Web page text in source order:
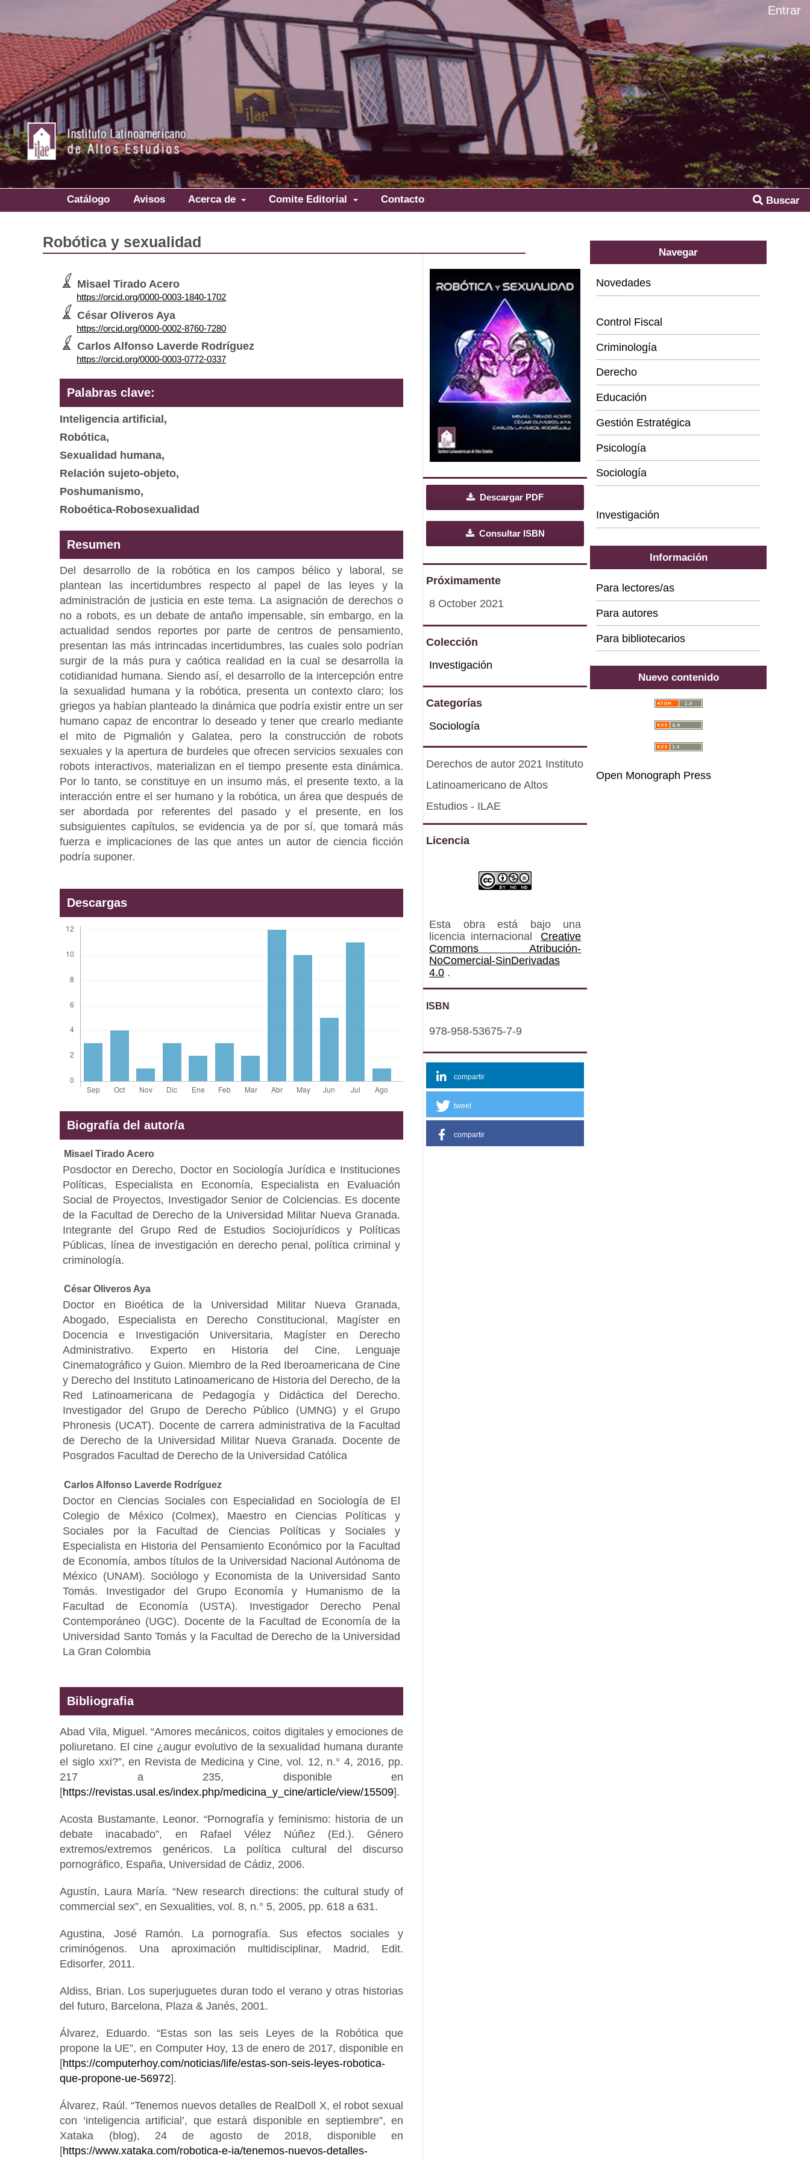
Catálogo Avisos Acerca de Comite Editorial Contacto Buscar
Entrar
Robótica y sexualidad
Misael Tirado Acero
https://orcid.org/0000-0003-1840-1702
César Oliveros Aya
https://orcid.org/0000-0002-8760-7280
Carlos Alfonso Laverde Rodríguez
https://orcid.org/0000-0003-0772-0337
Palabras clave:
Inteligencia artificial,
Robótica,
Sexualidad humana,
Relación sujeto-objeto,
Poshumanismo,
Roboética-Robosexualidad
Resumen
Del desarrollo de la robótica en los campos bélico y laboral, se
plantean las incertidumbres respecto al papel de las leyes y la
administración de justicia en este tema. La asignación de derechos o
no a robots, es un debate de antaño impensable, sin embargo, en la
actualidad sendos reportes por parte de centros de pensamiento,
presentan las más intrincadas incertidumbres, las cuales solo podrían
surgir de la más pura y caótica realidad en la cual se desarrolla la
cotidianidad humana. Siendo así, el desarrollo de la intercepción entre
la sexualidad humana y la robótica, presenta un contexto claro; los
griegos ya habían planteado la dinámica que podría existir entre un ser
humano capaz de encontrar lo deseado y tener que crearlo mediante
el mito de Pigmalión y Galatea, pero la construcción de robots
sexuales y la apertura de burdeles que ofrecen servicios sexuales con
robots interactivos, materializan en el tiempo presente esta dinámica.
Por lo tanto, se constituye en un insumo más, el presente texto, a la
interacción entre el ser humano y la robótica, un área que después de
ser abordada por referentes del pasado y el presente, en los
subsiguientes capítulos, se evidencia ya de por sí, que tomará más
fuerza e implicaciones de las que antes un autor de ciencia ficción
podría suponer.
Descargas
Biografía del autor/a
Misael Tirado Acero
Posdoctor en Derecho, Doctor en Sociología Jurídica e Instituciones
Políticas, Especialista en Economía, Especialista en Evaluación
Social de Proyectos, Investigador Senior de Colciencias. Es docente
de la Facultad de Derecho de la Universidad Militar Nueva Granada.
Integrante del Grupo Red de Estudios Sociojurídicos y Políticas
Públicas, línea de investigación en derecho penal, política criminal y
criminología.
César Oliveros Aya
Doctor en Bioética de la Universidad Militar Nueva Granada,
Abogado, Especialista en Derecho Constitucional, Magíster en
Docencia e Investigación Universitaria, Magíster en Derecho
Administrativo. Experto en Historia del Cine, Lenguaje
Cinematográfico y Guion. Miembro de la Red Iberoamericana de Cine
y Derecho del Instituto Latinoamericano de Historia del Derecho, de la
Red Latinoamericana de Pedagogía y Didáctica del Derecho.
Investigador del Grupo de Derecho Público (UMNG) y el Grupo
Phronesis (UCAT). Docente de carrera administrativa de la Facultad
de Derecho de la Universidad Militar Nueva Granada. Docente de
Posgrados Facultad de Derecho de la Universidad Católica
Carlos Alfonso Laverde Rodríguez
Doctor en Ciencias Sociales con Especialidad en Sociología de El
Colegio de México (Colmex), Maestro en Ciencias Políticas y
Sociales por la Facultad de Ciencias Políticas y Sociales y
Especialista en Historia del Pensamiento Económico por la Facultad
de Economía, ambos títulos de la Universidad Nacional Autónoma de
México (UNAM). Sociólogo y Economista de la Universidad Santo
Tomás. Investigador del Grupo Economía y Humanismo de la
Facultad de Economía (USTA). Investigador Derecho Penal
Contemporáneo (UGC). Docente de la Facultad de Economía de la
Universidad Santo Tomás y la Facultad de Derecho de la Universidad
La Gran Colombia
Bibliografia
Abad Vila, Miguel. “Amores mecánicos, coitos digitales y emociones de
poliuretano. El cine ¿augur evolutivo de la sexualidad humana durante
el siglo xxi?”, en Revista de Medicina y Cine, vol. 12, n.° 4, 2016, pp.
217 a 235, disponible en
[https://revistas.usal.es/index.php/medicina_y_cine/article/view/15509].
Acosta Bustamante, Leonor. “Pornografía y feminismo: historia de un
debate inacabado”, en Rafael Vélez Núñez (Ed.). Género
extremos/extremos genéricos. La política cultural del discurso
pornográfico, España, Universidad de Cádiz, 2006.
Agustín, Laura María. “New research directions: the cultural study of
commercial sex”, en Sexualities, vol. 8, n.° 5, 2005, pp. 618 a 631.
Agustina, José Ramón. La pornografía. Sus efectos sociales y
criminógenos. Una aproximación multidisciplinar, Madrid, Edit.
Edisorfer, 2011.
Aldiss, Brian. Los superjuguetes duran todo el verano y otras historias
del futuro, Barcelona, Plaza & Janés, 2001.
Álvarez, Eduardo. “Estas son las seis Leyes de la Robótica que
propone la UE”, en Computer Hoy, 13 de enero de 2017, disponible en
[https://computerhoy.com/noticias/life/estas-son-seis-leyes-robotica-
que-propone-ue-56972].
Álvarez, Raúl. “Tenemos nuevos detalles de RealDoll X, el robot sexual
con ‘inteligencia artificial’, que estará disponible en septiembre”, en
Xataka (blog), 24 de agosto de 2018, disponible en
[https://www.xataka.com/robotica-e-ia/tenemos-nuevos-detalles-
Descargar PDF
Consultar ISBN
Próximamente
8 October 2021
Colección
Investigación
Categorías
Sociología
Derechos de autor 2021 Instituto
Latinoamericano de Altos
Estudios - ILAE
Licencia
Esta obra está bajo una
licencia internacional
Creative
Commons Atribución-
NoComercial-SinDerivadas
4.0 .
ISBN
978-958-53675-7-9
compartir
tweet
compartir
Navegar
Novedades
Categorías
Control Fiscal
Criminología
Derecho
Educación
Gestión Estratégica
Psicología
Sociología
Investigación
Información
Para lectores/as
Para autores
Para bibliotecarios
Nuevo contenido
Open Monograph Press